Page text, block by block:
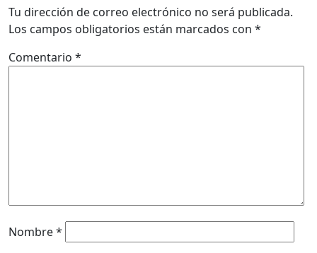
Tu dirección de correo electrónico no será publicada.
Los campos obligatorios están marcados con *
Comentario *
Nombre*